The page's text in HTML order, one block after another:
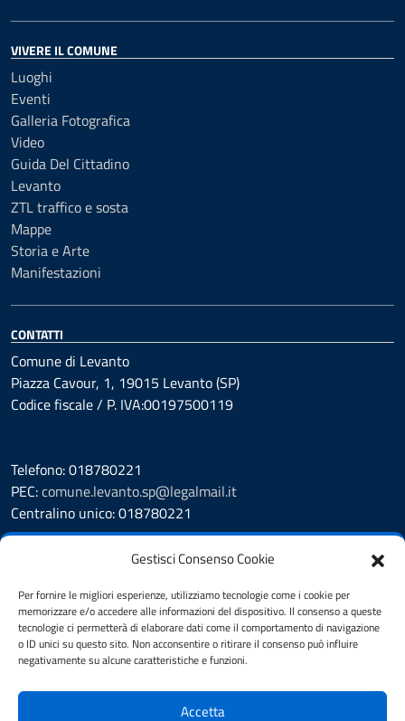
Gestisci Consenso Cookie
Per fornire le migliori esperienze, utilizziamo tecnologie come i cookie per
memorizzare e/o accedere alle informazioni del dispositivo. Il consenso a queste
tecnologie ci permetterà di elaborare dati come il comportamento di navigazione
o ID unici su questo sito. Non acconsentire o ritirare il consenso può influire
negativamente su alcune caratteristiche e funzioni.
Accetta
VIVERE IL COMUNE
Luoghi
Eventi
Galleria Fotografica
Video
Guida Del Cittadino
Levanto
ZTL traffico e sosta
Mappe
Storia e Arte
Manifestazioni
CONTATTI
Comune di Levanto
Piazza Cavour, 1, 19015 Levanto (SP)
Codice fiscale / P. IVA:00197500119
Telefono: 018780221
PEC:comune.levanto.sp@legalmail.it
Centralino unico: 018780221
Prenotazione appuntamento
Segnalazione disservizio
Whistleblowing
Amministrazione Trasparente
Albo Pretorio
Informativa privacy